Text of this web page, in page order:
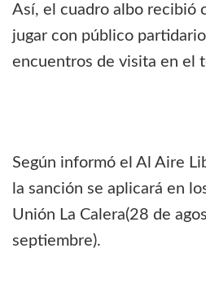
Así, el cuadro albo recibió
jugar con público
encuentros de visita en el
Según informó el Al Aire
la sanción se aplicará en
Unión La Calera(28 de
septiembre).